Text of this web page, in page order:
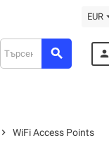
EUR
search person
chevron_right
WiFi Access Points